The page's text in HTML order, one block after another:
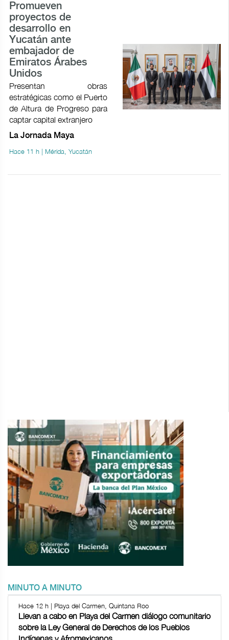
Promueven
proyectos de
desarrollo en
Yucatán ante
embajador de
Emiratos Árabes
Unidos
Presentan obras
estratégicas como el Puerto
de Altura de Progreso para
captar capital extranjero
La Jornada Maya
Hace 11 h | Mérida, Yucatán
MINUTO A MINUTO
Hace 12 h | Playa del Carmen, Quintana Roo
Llevan a cabo en Playa del Carmen diálogo comunitario
sobre la Ley General de Derechos de los Pueblos